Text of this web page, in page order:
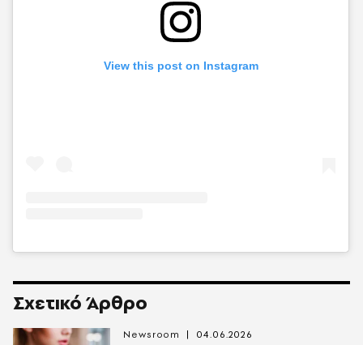
View this post on Instagram
Σχετικό Άρθρο
Newsroom 04.06.2026